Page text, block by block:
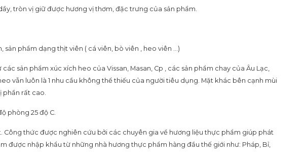
tròn vị giữ được hương vị thơm, đặc trưng của sản phẩm.
phẩm dạng thịt viên ( cá viên, bò viên , heo viên …)
sản phẩm xúc xích heo của Vissan, Masan, Cp , các sản phẩm chay của Âu Lạc,
vẫn luôn là 1 nhu cầu không thể thiếu của người tiêu dụng. Mặt khác bên cạnh mùi
rất cao.
phòng 25 độ C.
Công thức được nghiên cứu bởi các chuyên gia về hương liệu thực phẩm giúp phát
được nhập khẩu từ những nhà hương thực phẩm hàng đầu thế giới như: Pháp, Bỉ,